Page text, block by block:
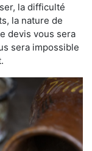
la difficulté
la nature de
devis vous sera
sera impossible